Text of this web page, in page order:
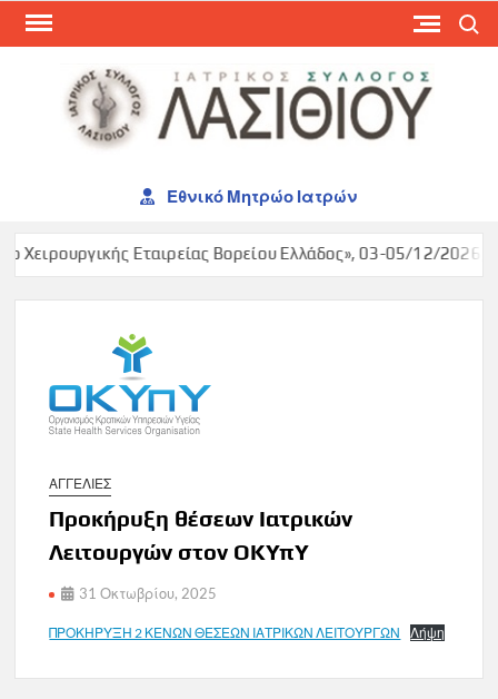
Skip
Εθνικό Μητρώο Ιατρών
Χειρουργικής Εταιρείας Βορείου Ελλάδος», 03-05/12/2026,
ΑΓΓΕΛΙΕΣ
Προκήρυξη θέσεων Ιατρικών
Λειτουργών στον ΟΚΥπΥ
31 Οκτωβρίου, 2025
ΠΡΟΚΗΡΥΞΗ 2 ΚΕΝΩΝ ΘΕΣΕΩΝ ΙΑΤΡΙΚΩΝ ΛΕΙΤΟΥΡΓΩΝ Λήψη